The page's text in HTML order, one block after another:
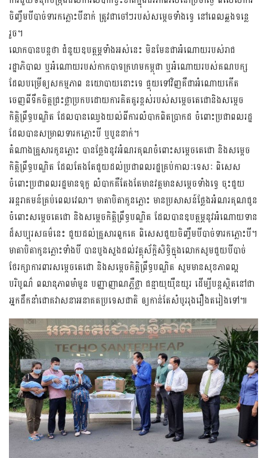
ចិញ្ចឹមបីបាច់ទារកភ្លោះបីនាក់ ត្រូវជាចៅៗរបស់សម្តេចទាំងទ្វេ នៅពេលឆ្លងទន្លេ
រួច។
លោកបានបន្តថា ជំនួយឧបត្ថម្ភទាំងអស់នេះ មិនមែនជាអំណោយរបស់រាជ
រដ្ឋាភិបាល ឬអំណោយរបស់កាកបាទក្រហមកម្ពុជា ឬអំណោយរបស់គណបក្ស
ដែលបម្រើឲ្យសកម្មភាព នយោបាយនោះទេ ផ្ទុយទៅវិញគឺជាអំណោយកើត
ចេញពីទឹកចិត្តជ្រះថ្លាប្រកបដោយការគិតគួរខ្ពស់របស់សម្ដេចតេជោនិងសម្ដេច
កិត្តិព្រឹទ្ធបណ្ឌិត ដែលបានឈ្វេងយល់ពីការលំបាកពិតប្រាកដ ចំពោះប្រជាពលរដ្ឋ
ដែលបានសម្រាលទារកភ្លោះបី ឬបួននាក់។
តំណាងគ្រួសារកូនភ្លោះ បានថ្លែងនូវអំណរគុណចំពោះសម្តេចតេជោ និងសម្តេច
កិត្តិព្រឹទ្ធបណ្ឌិត ដែលតែងតែជួយដល់ប្រជាពលរដ្ឋគ្រប់កាលៈទេសៈ ពិសេស
ចំពោះប្រជាពលរដ្ឋមានទុក្ខ លំបាកគឺតែងតែមានវត្តមានសម្តេចទាំងទ្វេ ចុះជួយ
អន្តរាគមន៍គ្រប់ពេលវេលា។ មាតាបិតាកូនភ្លោះ មានប្រសាសន៍ថ្លែងអំណរគុណជូន
ចំពោះសម្តេចតេជោ និងសម្តេចកិត្តិព្រឹទ្ធបណ្ឌិត ដែលបានឧបត្ថម្ភនូវអំណោយទាន
ដ៏សប្បុរសធម៌នេះ ជួយដល់គ្រួសារពួកគេ ពិសេសជួយចិញ្ចឹមបីបាច់ទារកភ្លោះបី។
មាតាបិតាកូនភ្លោះទាំងបី បានបួងសួងដល់វត្ថុស័ក្ដិសិទ្ធិក្នុងលោកសូមជួយបីបាច់
ថែរក្សាការពារសម្តេចតេជោ និងសម្តេចកិត្តិព្រឹទ្ធបណ្ឌិត សូមមានសុខភាពល្អ
បរិបូណ៌ ពលានុភាពមាំមួន បញ្ញាញាណភ្លឺថ្លា ជន្មាយុយ៉ឺនយូរ ដើម្បីបន្តស្ថិតនៅជា
អ្នកដឹកនាំជោគវាសនាអនាគតប្រទេសជាតិ ឲ្យកាន់តែសំបូររុងរឿងតរៀងទៅ៕